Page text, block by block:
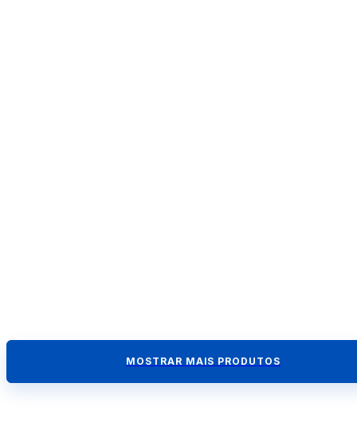
MOSTRAR MAIS PRODUTOS